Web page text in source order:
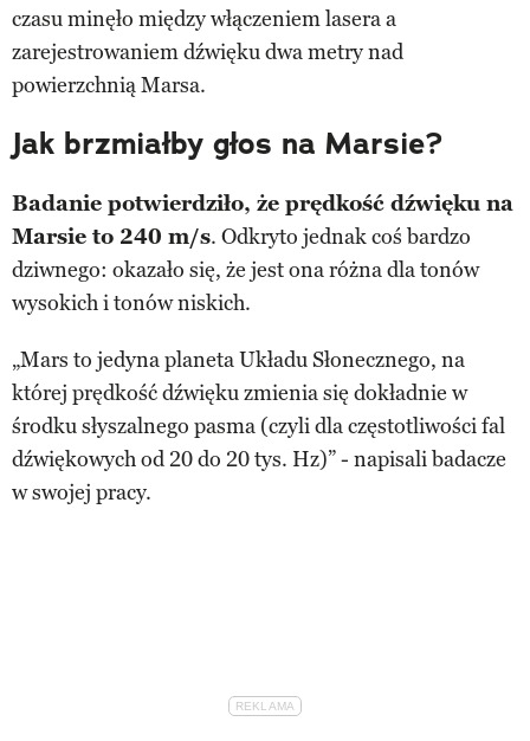
czasu minęło między włączeniem lasera a
zarejestrowaniem dźwięku dwa metry nad
powierzchnią Marsa.
Jak brzmiałby głos na Marsie?
Badanie potwierdziło, że prędkość dźwięku na
Marsie to 240 m/s. Odkryto jednak coś bardzo
dziwnego: okazało się, że jest ona różna dla tonów
wysokich i tonów niskich.
„Mars to jedyna planeta Układu Słonecznego, na
której prędkość dźwięku zmienia się dokładnie w
środku słyszalnego pasma (czyli dla częstotliwości fal
dźwiękowych od 20 do 20 tys. Hz)” - napisali badacze
w swojej pracy.